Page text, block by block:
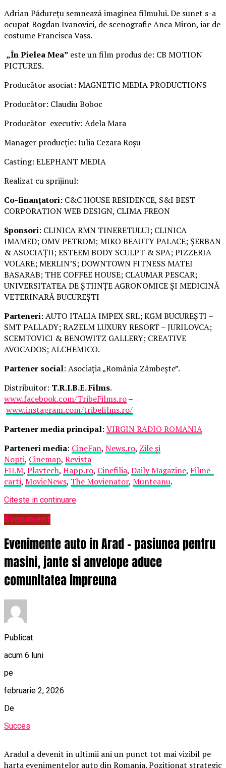
Adrian Pădurețu semnează imaginea filmului. De sunet s-a
ocupat Bogdan Ivanovici, de scenografie Anca Miron, iar de
costume Francisca Vass.
„În Pielea Mea” este un film produs de: CB MOTION
PICTURES.
Producător asociat: MAGNETIC MEDIA PRODUCTIONS
Producător: Claudiu Boboc
Producător executiv: Adela Mara
Manager producție: Iulia Cezara Roșu
Casting: ELEPHANT MEDIA
Realizat cu sprijinul:
Co-finanțatori: C&C HOUSE RESIDENCE, S&I BEST
CORPORATION WEB DESIGN, CLIMA FREON
Sponsori: CLINICA RMN TINERETULUI; CLINICA
IMAMED; OMV PETROM; MIKO BEAUTY PALACE; ȘERBAN
& ASOCIAȚII; ESTEEM BODY SCULPT & SPA; PIZZERIA
VOLARE; MERLIN’S; DOWNTOWN FITNESS MATEI
BASARAB; THE COFFEE HOUSE; CLAUMAR PESCAR;
UNIVERSITATEA DE ȘTIINȚE AGRONOMICE ȘI MEDICINĂ
VETERINARĂ BUCUREȘTI
Parteneri: AUTO ITALIA IMPEX SRL; KGM BUCUREȘTI –
SMT PALLADY; RAZELM LUXURY RESORT – JURILOVCA;
SCEMTOVICI & BENOWITZ GALLERY; CREATIVE
AVOCADOS; ALCHEMICO.
Partener social: Asociația „România Zâmbește”.
Distribuitor: T.R.I.B.E. Films.
www.facebook.com/TribeFilms.ro–
www.instagram.com/tribefilms.ro/
Partener media principal: VIRGIN RADIO ROMANIA
Parteneri media: CineFan, News.ro, Zile și
Nopți, Cinemap, Revista
FILM, Playtech, Happ.ro, Cinefilia, Daily Magazine, Filme-
carti, MovieNews, The Movienator, Munteanu.
Citeste in continuare
Eveniment
Evenimente auto in Arad – pasiunea pentru
masini, jante si anvelope aduce
comunitatea impreuna
Publicat
acum 6 luni
pe
februarie 2, 2026
De
Succes
Aradul a devenit in ultimii ani un punct tot mai vizibil pe
harta evenimentelor auto din Romania. Pozitionat strategic